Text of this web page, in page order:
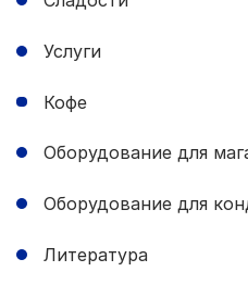
Услуги
Кофе
Оборудование для
Оборудование для
Литература